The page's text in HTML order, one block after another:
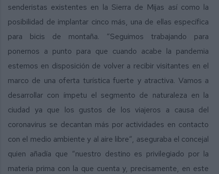
senderistas existentes en la Sierra de Mijas así como la
posibilidad de implantar cinco más, una de ellas específica
para bicis de montaña. “Seguimos trabajando para
ponernos a punto para que cuando acabe la pandemia
estemos en disposición de volver a recibir visitantes en el
marco de una oferta turística fuerte y atractiva. Vamos a
desarrollar con ímpetu el segmento de naturaleza en la
ciudad ya que los gustos de los viajeros a causa del
coronavirus se decantan más por actividades en contacto
con el medio ambiente y al aire libre”, aseguraba el concejal
quien añadía que “nuestro destino es privilegiado por la
materia prima con la que cuenta y, precisamente, en este